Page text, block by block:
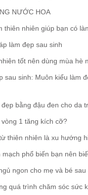
NƯỚC HOA
thiên nhiên giúp bạn có
làm đẹp sau sinh
tốt nên dùng mùa hè
sau sinh: Muôn kiểu làm
bằng đậu đen cho da
1 tăng kích cỡ?
thiên nhiên là xu hướng
mạch phổ biến bạn nên
ngon cho mẹ và bé sau
quá trình chăm sóc sức